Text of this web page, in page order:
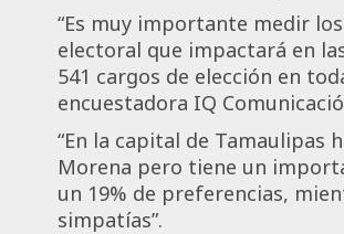
“Es muy importante medir
electoral que impactará en
541 cargos de elección en
encuestadora IQ
“En la capital de Tamaulipas
Morena pero tiene un
un 19% de preferencias,
simpatías”.